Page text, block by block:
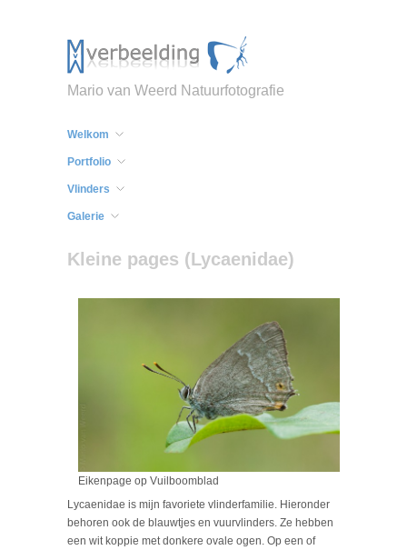
Mario van Weerd Natuurfotografie
Welkom
Portfolio
Vlinders
Galerie
Kleine pages (Lycaenidae)
Eikenpage op Vuilboomblad
Lycaenidae is mijn favoriete vlinderfamilie. Hieronder
behoren ook de blauwtjes en vuurvlinders. Ze hebben
een wit koppie met donkere ovale ogen. Op een of